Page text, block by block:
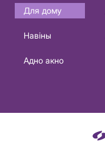
Основная
навигация
Для дому
Навіны
Адно акно